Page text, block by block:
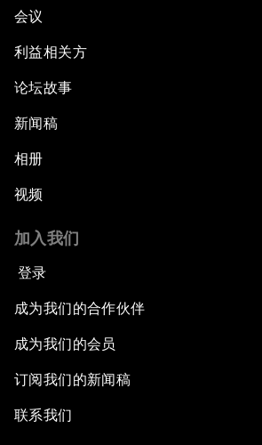
会议
利益相关方
论坛故事
新闻稿
相册
视频
加入我们
登录
成为我们的合作伙伴
成为我们的会员
订阅我们的新闻稿
联系我们